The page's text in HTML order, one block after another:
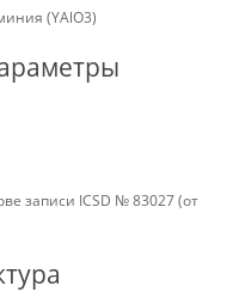
(YAlO3)
записи ICSD № 83027 (от